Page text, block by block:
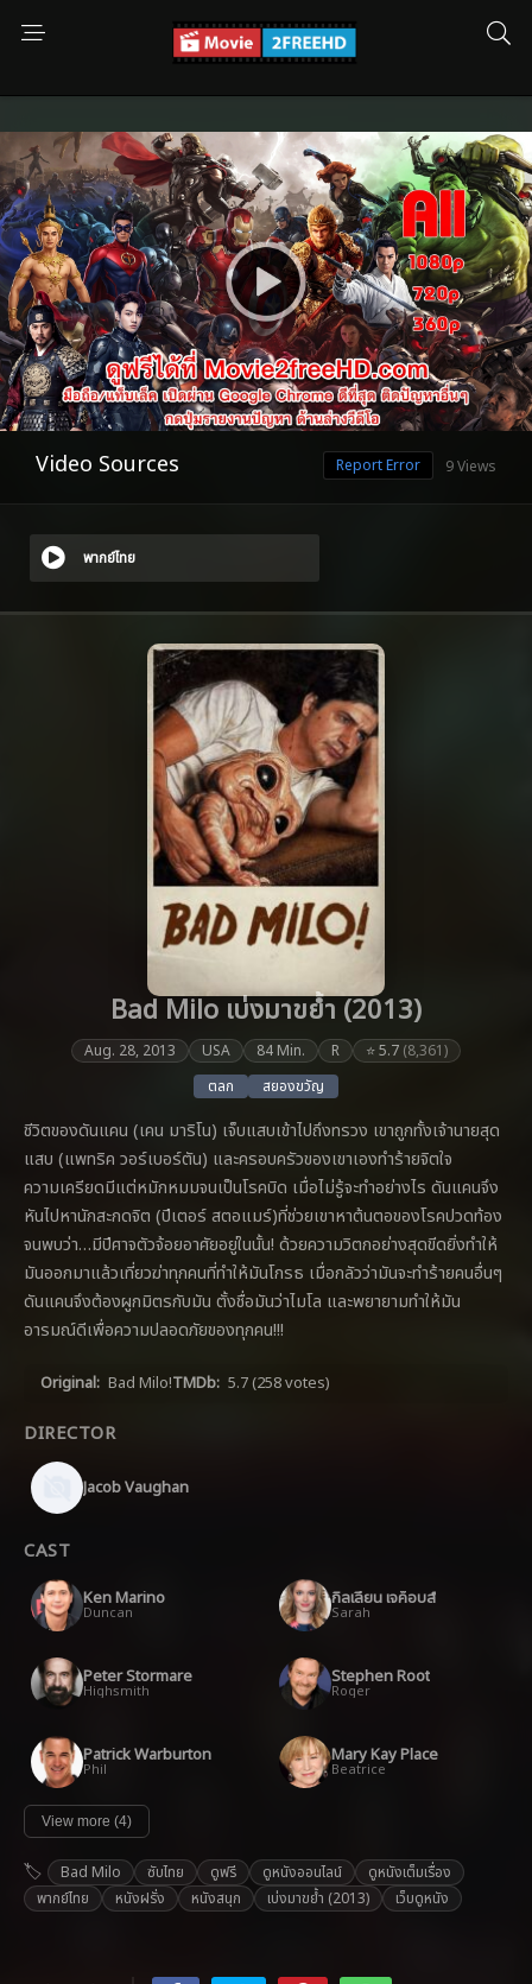
Video Sources 9 Views
Report Error
พากย์ไทย
Bad Milo เบ่งมาขย้ำ (2013)
Aug. 28, 2013 USA 84 Min. R ⭐ 5.7 (8,361)
ตลก
สยองขวัญ
ชีวิตของดันแคน (เคน มาริโน) เจ็บแสบเข้าไปถึงทรวง เขาถูกทั้งเจ้านายสุด
แสบ (แพทริค วอร์เบอร์ตัน) และครอบครัวของเขาเองทำร้ายจิตใจ
ความเครียดมีแต่หมักหมมจนเป็นโรคบิด เมื่อไม่รู้จะทำอย่างไร ดันแคนจึง
หันไปหานักสะกดจิต (ปีเตอร์ สตอแมร์)ที่ช่วยเขาหาต้นตอของโรคปวดท้อง
จนพบว่า…มีปีศาจตัวจ้อยอาศัยอยู่ในนั้น! ด้วยความวิตกอย่างสุดขีดยิ่งทำให้
มันออกมาแล้วเที่ยวฆ่าทุกคนที่ทำให้มันโกรธ เมื่อกลัวว่ามันจะทำร้ายคนอื่นๆ
ดันแคนจึงต้องผูกมิตรกับมัน ตั้งชื่อมันว่าไมโล และพยายามทำให้มัน
อารมณ์ดีเพื่อความปลอดภัยของทุกคน!!!
Original: Bad Milo!TMDb: 5.7 (258 votes)
DIRECTOR
Jacob Vaughan
CAST
Ken Marino
Duncan
กิลเลี่ยน เจค็อบส์
Sarah
Peter Stormare
Highsmith
Stephen Root
Roger
Patrick Warburton
Phil
Mary Kay Place
Beatrice
View more (4)
Bad Milo ซับไทย ดูฟรี ดูหนังออนไลน์
ดูหนังเต็มเรื่อง
พากย์ไทย
หนังฝรั่ง หนังสนุก เบ่งมาขย้ำ (2013) เว็บดูหนัง